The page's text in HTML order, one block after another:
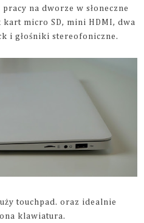
na dworze w słoneczne
micro SD, mini HDMI, dwa
i głośniki stereofoniczne.
touchpad. oraz idealnie
klawiatura.